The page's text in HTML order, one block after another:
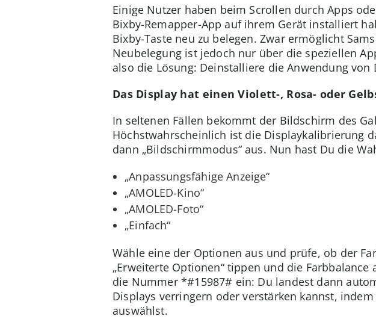
Einige Nutzer haben beim Scrollen durch Apps
Bixby-Remapper-App auf ihrem Gerät installiert
Bixby-Taste neu zu belegen. Zwar ermöglicht
Neubelegung ist jedoch nur über die speziellen
also die Lösung: Deinstalliere die Anwendung von
Das Display hat einen Violett-, Rosa- oder
In seltenen Fällen bekommt der Bildschirm des
Höchstwahrscheinlich ist die Displaykalibrierung
dann „Bildschirmmodus“ aus. Nun hast Du die
„Anpassungsfähige Anzeige“
„AMOLED-Kino“
„AMOLED-Foto“
„Einfach“
Wähle eine der Optionen aus und prüfe, ob der
„Erweiterte Optionen“ tippen und die
die Nummer *#15987# ein: Du landest dann
Displays verringern oder verstärken kannst,
auswählst.